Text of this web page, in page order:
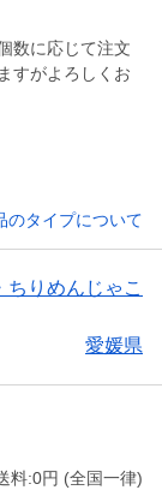
数に応じて注文
すがよろしくお
のタイプについて
ちりめんじゃこ
愛媛県
料:0円 (全国一律)